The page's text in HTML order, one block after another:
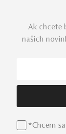
Ak chcete
našich
*Chcem